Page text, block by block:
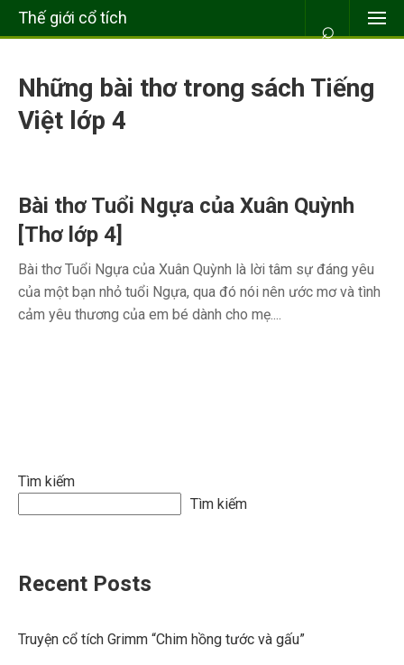
Thế giới cổ tích ⌕
Những bài thơ trong sách Tiếng
Việt lớp 4
Bài thơ Tuổi Ngựa của Xuân Quỳnh
[Thơ lớp 4]
Bài thơ Tuổi Ngựa của Xuân Quỳnh là lời tâm sự đáng yêu
của một bạn nhỏ tuổi Ngựa, qua đó nói nên ước mơ và tình
cảm yêu thương của em bé dành cho mẹ....
Tìm kiếm
Tìm kiếm
Recent Posts
Truyện cổ tích Grimm “Chim hồng tước và gấu”